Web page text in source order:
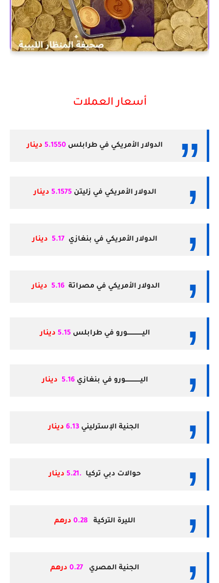
أسعار العملات
الدولار الأمريكي في طرابلس 5.1550 دينار
الدولار الأمريكي في زليتن 5.1575 دينار
الدولار الأمريكي في بنغازي 5.17 دينار
الدولار الأمريكي في مصراتة 5.16 دينار
اليـــــــــــــــورو في طرابلس 5.15 دينار
اليـــــــــــــــورو في بنغازي 5.16 دينار
الجنية الإسترليني 6.13 دينار
حوالات دبي تركيا .5.21 دينار
الليرة التركية درهم
الجنية المصري درهم